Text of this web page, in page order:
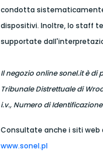
condotta
dispositivi. Inoltre, lo staff
supportate
Il negozio online sonel.it è di
Tribunale Distrettuale di
i.v., Numero di
Consultate anche i siti web
www.sonel.pl